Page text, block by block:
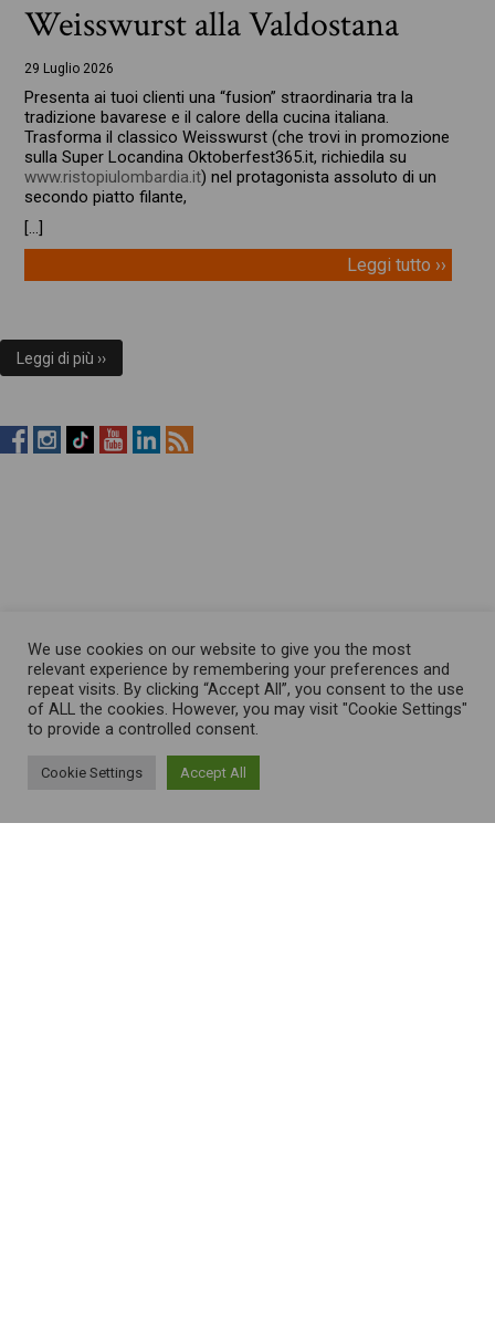
Weisswurst alla Valdostana
29 Luglio 2026
Presenta ai tuoi clienti una “fusion” straordinaria tra la
tradizione bavarese e il calore della cucina italiana.
Trasforma il classico Weisswurst (che trovi in promozione
sulla Super Locandina Oktoberfest365.it, richiedila su
www.ristopiulombardia.it) nel protagonista assoluto di un
secondo piatto filante,
[…]
Leggi tutto ››
Leggi di più ››
RistopiùNews
RistopiùNews
RistopiùNews
RistopiùNews
RistopiùNews
RSS
We use cookies on our website to give you the most
relevant experience by remembering your preferences and
repeat visits. By clicking “Accept All”, you consent to the use
of ALL the cookies. However, you may visit "Cookie Settings"
to provide a controlled consent.
Cookie Settings Accept All